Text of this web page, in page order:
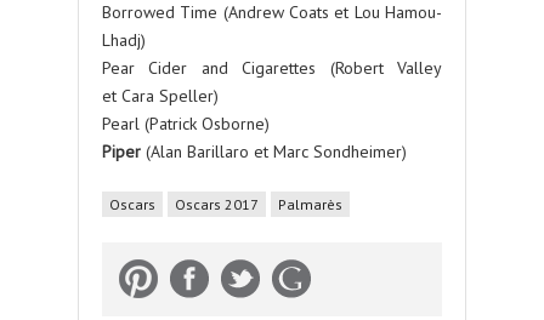
Borrowed Time (Andrew Coats et Lou Hamou-
Lhadj)
Pear Cider and Cigarettes (Robert Valley
et Cara Speller)
Pearl (Patrick Osborne)
Piper (Alan Barillaro et Marc Sondheimer)
Oscars Oscars 2017 Palmarès